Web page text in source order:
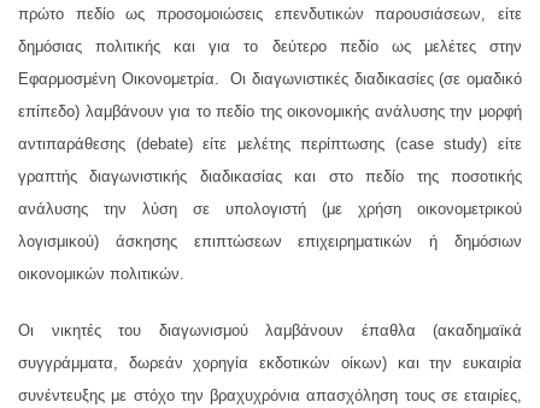
πρώτο πεδίο ως προσομοιώσεις επενδυτικών παρουσιάσεων, είτε
δημόσιας πολιτικής και για το δεύτερο πεδίο ως μελέτες στην
Εφαρμοσμένη Οικονομετρία. Οι διαγωνιστικές διαδικασίες (σε ομαδικό
επίπεδο) λαμβάνουν για τo πεδίο της οικονομικής ανάλυσης την μορφή
αντιπαράθεσης (debate) είτε μελέτης περίπτωσης (case study) είτε
γραπτής διαγωνιστικής διαδικασίας και στο πεδίο της ποσοτικής
ανάλυσης την λύση σε υπολογιστή (με χρήση οικονομετρικού
λογισμικού) άσκησης επιπτώσεων επιχειρηματικών ή δημόσιων
οικονομικών πολιτικών.
Οι νικητές του διαγωνισμού λαμβάνουν έπαθλα (ακαδημαϊκά
συγγράμματα, δωρεάν χορηγία εκδοτικών οίκων) και την ευκαιρία
συνέντευξης με στόχο την βραχυχρόνια απασχόληση τους σε εταιρίες,